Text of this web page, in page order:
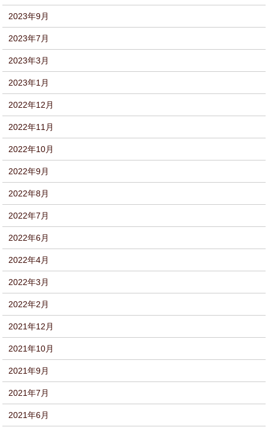
2023年9月
2023年7月
2023年3月
2023年1月
2022年12月
2022年11月
2022年10月
2022年9月
2022年8月
2022年7月
2022年6月
2022年4月
2022年3月
2022年2月
2021年12月
2021年10月
2021年9月
2021年7月
2021年6月